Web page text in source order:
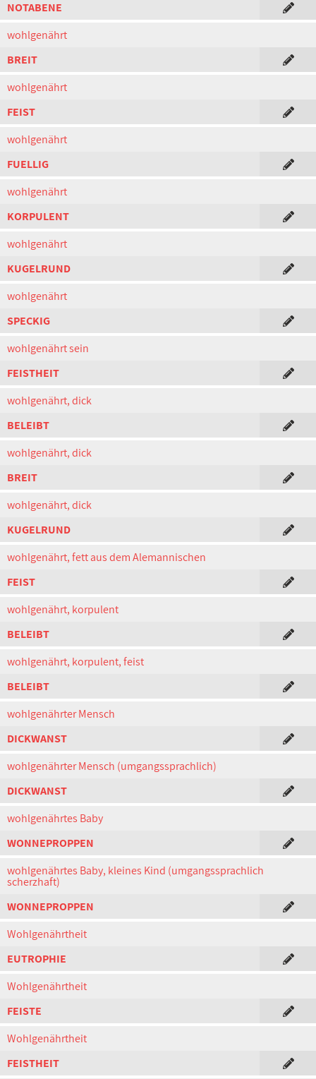
NOTABENE
wohlgenährt
BREIT
wohlgenährt
FEIST
wohlgenährt
FUELLIG
wohlgenährt
KORPULENT
wohlgenährt
KUGELRUND
wohlgenährt
SPECKIG
wohlgenährt sein
FEISTHEIT
wohlgenährt, dick
BELEIBT
wohlgenährt, dick
BREIT
wohlgenährt, dick
KUGELRUND
wohlgenährt, fett aus dem Alemannischen
FEIST
wohlgenährt, korpulent
BELEIBT
wohlgenährt, korpulent, feist
BELEIBT
wohlgenährter Mensch
DICKWANST
wohlgenährter Mensch (umgangssprachlich)
DICKWANST
wohlgenährtes Baby
WONNEPROPPEN
wohlgenährtes Baby, kleines Kind (umgangssprachlich
scherzhaft)
WONNEPROPPEN
Wohlgenährtheit
EUTROPHIE
Wohlgenährtheit
FEISTE
Wohlgenährtheit
FEISTHEIT